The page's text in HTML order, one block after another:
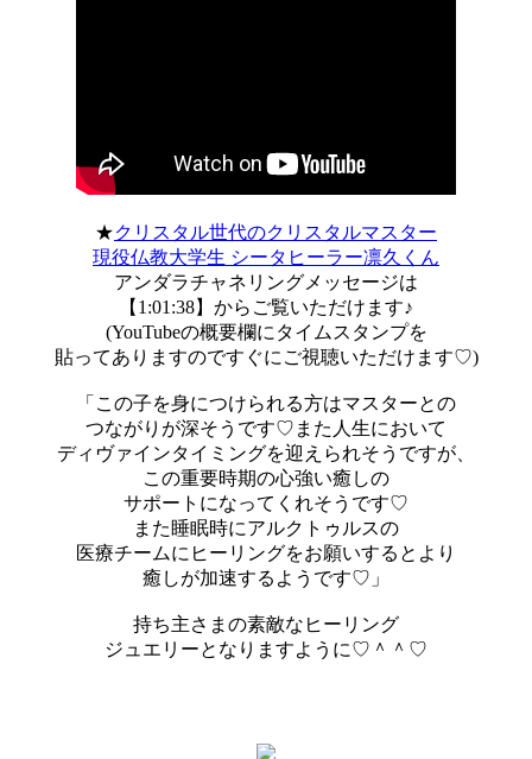
★クリスタル世代のクリスタルマスター
現役仏教大学生 シータヒーラー凛久くん
アンダラチャネリングメッセージは
【1:01:38】からご覧いただけます♪
(YouTubeの概要欄にタイムスタンプを
貼ってありますのですぐにご視聴いただけます♡)
「この子を身につけられる方はマスターとの
つながりが深そうです♡また人生において
ディヴァインタイミングを迎えられそうですが、
この重要時期の心強い癒しの
サポートになってくれそうです♡
また睡眠時にアルクトゥルスの
医療チームにヒーリングをお願いするとより
癒しが加速するようです♡」
持ち主さまの素敵なヒーリング
ジュエリーとなりますように♡＾＾♡